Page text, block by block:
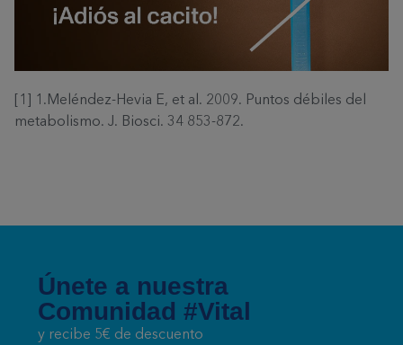
[1] 1.Meléndez-Hevia E, et al. 2009. Puntos débiles del
metabolismo. J. Biosci. 34 853-872.
Únete a nuestra
Comunidad #Vital
y recibe 5€ de descuento